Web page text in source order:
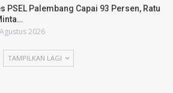
PSEL Palembang Capai 93 Persen, Ratu
2026
TAMPILKAN LAGI